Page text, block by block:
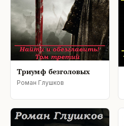
Триумф безголовых
Роман Глушков